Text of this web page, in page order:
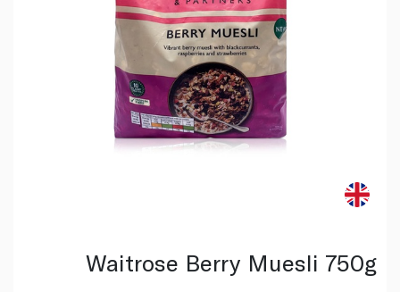
Waitrose Berry Muesli 750g